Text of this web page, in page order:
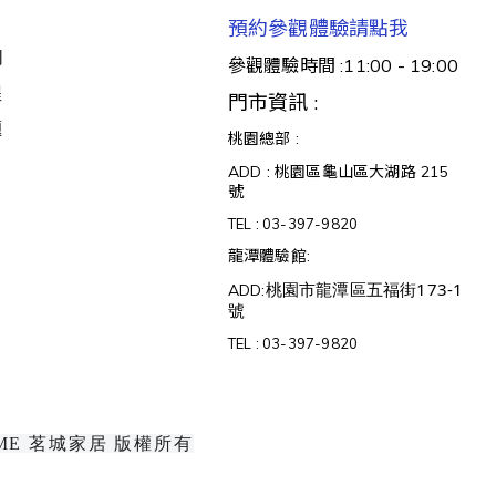
預約參觀體驗請點我
參觀體驗時間 :11:00 - 19:00
門市資訊 :
桃園總部 :
ADD : 桃園區龜山區大湖路 215
號
TEL :03-397-9820
龍潭體驗館:
ADD:桃園市龍潭區五福街173-1
號
TEL :03-397-9820
茗城家居 版權所有